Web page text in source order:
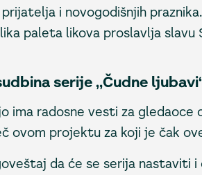
i novogodišnjih
paleta likova proslavlja
serije „Čudne
ima radosne vesti za
ovom projektu za koji je čak
da će se serija nastaviti